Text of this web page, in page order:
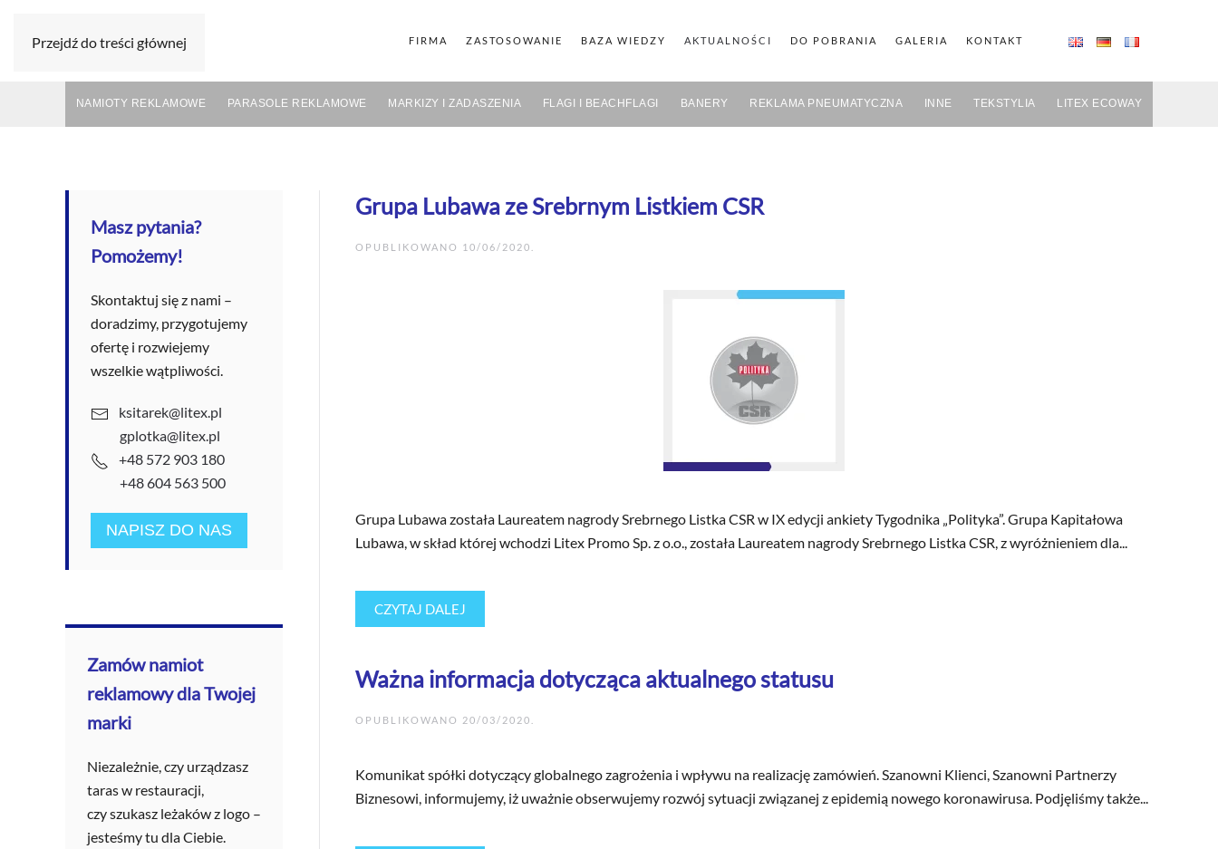
Przejdź do treści głównej FIRMA ZASTOSOWANIE BAZA WIEDZY AKTUALNOŚCI DO POBRANIA GALERIA KONTAKT
NAMIOTY REKLAMOWE PARASOLE REKLAMOWE MARKIZY I ZADASZENIA FLAGI I BEACHFLAGI BANERY REKLAMA PNEUMATYCZNA INNE TEKSTYLIA LITEX ECOWAY
Grupa Lubawa ze Srebrnym Listkiem CSR
OPUBLIKOWANO 10/06/2020
Grupa Lubawa została Laureatem nagrody Srebrnego Listka CSR w IX edycji ankiety Tygodnika „Polityka”. Grupa Kapitałowa
Lubawa, w skład której wchodzi Litex Promo Sp. z o.o., została Laureatem nagrody Srebrnego Listka CSR, z wyróżnieniem dla...
CZYTAJ DALEJ
Ważna informacja dotycząca aktualnego statusu
OPUBLIKOWANO 20/03/2020
Komunikat spółki dotyczący globalnego zagrożenia i wpływu na realizację zamówień. Szanowni Klienci, Szanowni Partnerzy
Biznesowi, informujemy, iż uważnie obserwujemy rozwój sytuacji związanej z epidemią nowego koronawirusa. Podjęliśmy także...
Masz pytania?
Pomożemy!
Skontaktuj się z nami –
doradzimy, przygotujemy
ofertę i rozwiejemy
wszelkie wątpliwości.
ksitarek@litex.pl
gplotka@litex.pl
+48 572 903 180
+48 604 563 500
NAPISZ DO NAS
Zamów namiot
reklamowy dla Twojej
marki
Niezależnie, czy urządzasz
taras w restauracji,
czy szukasz leżaków z logo –
jesteśmy tu dla Ciebie.